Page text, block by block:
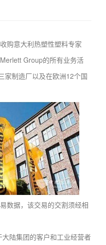
意大利热塑性塑料专家
Group的所有业务活
家制造厂以及在欧洲12个国
据，该交易的交割须经相
陆集团的客户和工业经营者